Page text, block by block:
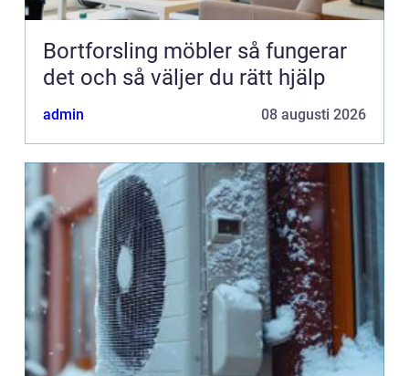
Bortforsling möbler så fungerar
det och så väljer du rätt hjälp
admin 08 augusti 2026